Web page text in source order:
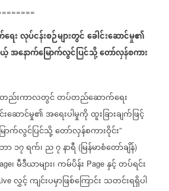
ေးလုပ်ငန်းစဉ်များတွင်ခေါင်းဆောင်မှု၏
ယ့်အနောက်မြောက်လွင်ပြင်သို့တော်လှန်စကား
ည်းကာလတွင်တပ်တည်ဆောက်ရေး
းဆောင်မှု၏အရေးပါမှုကိုထူးခြားချက်ဖြင့်
ာက်လွင်ပြင်သို့တော်လှန်စကားဝိုင်း”
ာ၁၇ရက်၊ ည၇နာရီ (မြန်မာစံတော်ချိန်)
၊မီဒီယာများ၊ကမ်ပိန်း Page နှင့်တပ်ရင်း
လွှင့်ကျင်းပမှာဖြစ်ကြောင်း သတင်းရရှိပါ